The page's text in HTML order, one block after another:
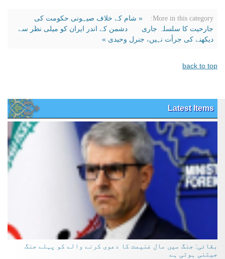
More in this category:
« شام کے خلاف صیہونی حکومت کی
جارحیت کا سلسلہ جاری
دشمن کے اندر ایران کو میلی نظر سے
دیکھنے کی جرأت نہیں، جنرل وحیدی »
back to top
Latest Items
بقائی: جنگ میں مال غنیمت کا دعوی کرنے والے کو پہلے جنگ
جیتنی ہوتی ہے